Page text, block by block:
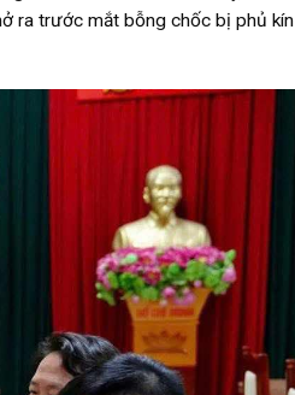
ra trước mắt bỗng chốc bị phủ kín